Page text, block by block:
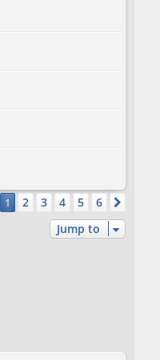
1 2 3 4 5 6
Jump to